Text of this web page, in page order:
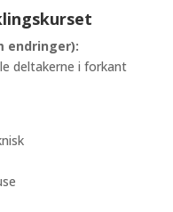
endringer):
deltakerne i forkant